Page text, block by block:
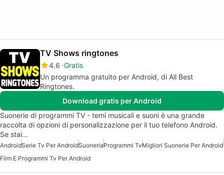
TV Shows ringtones
4.6 Gratis
Un programma gratuito per Android, di All Best
Ringtones.
Download gratis per Android
Suonerie di programmi TV - temi musicali e suoni è una grande
raccolta di opzioni di personalizzazione per il tuo telefono Android.
Se stai…
AndroidSerie Tv Per AndroidSuoneriaProgrammi TvMigliori Suonerie Per Android
Film E Programmi Tv Per Android